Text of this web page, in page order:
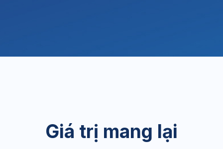
Giá trị mang lại